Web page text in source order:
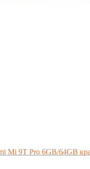
Mi 9T Pro 6GB/64GB